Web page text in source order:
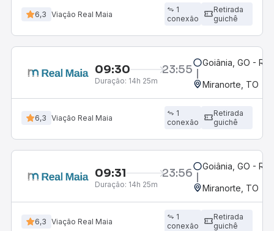
6,3 Viação Real Maia
1
conexão
Retirada
guichê
09:30 23:55
Duração: 14h 25m
Goiânia, GO -
Miranorte, TO
6,3 Viação Real Maia
1
conexão
Retirada
guichê
09:31 23:56
Duração: 14h 25m
Goiânia, GO -
Miranorte, TO
6,3 Viação Real Maia
1
conexão
Retirada
guichê